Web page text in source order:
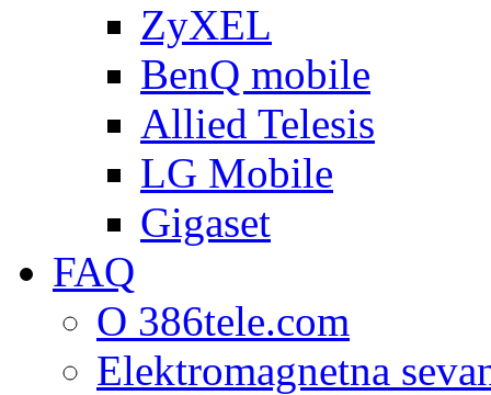
ZyXEL
BenQ mobile
Allied Telesis
LG Mobile
Gigaset
FAQ
O 386tele.com
Elektromagnetna